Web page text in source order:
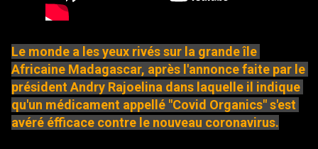
Le monde a les yeux rivés sur la grande île
Africaine Madagascar, après l'annonce faite par le
président Andry Rajoelina dans laquelle il indique
qu'un médicament appellé "Covid Organics" s'est
avéré éfficace contre le nouveau coronavirus.